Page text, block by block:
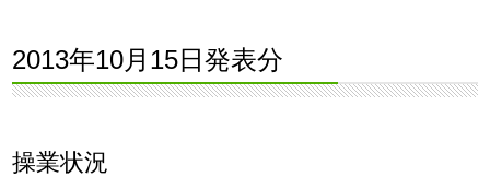
2013年10月15日発表分
操業状況